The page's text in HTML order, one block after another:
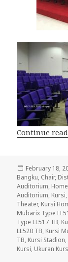
Continue
Posted
on
February 18,
Bangku, Chair,
Auditorium,
Auditorium, Kursi,
Theater, Kursi
Mubarix Type
Type LL517 TB,
LL520 TB, Kursi
TB, Kursi Stadion,
Kursi, Ukuran